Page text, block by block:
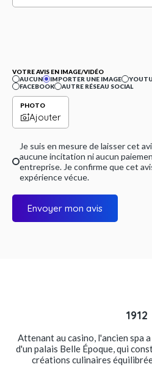
VOTRE AVIS EN IMAGE/VIDÉO
AUCUN
IMPORTER UNE IMAGE
FACEBOOK
AUTRE RÉSEAU SOCIAL
PHOTO
Ajouter
Je suis en mesure de laisser cet
aucune incitation ni aucun
entreprise. Je confirme que cet
expérience vécue.
Envoyer mon avis
1912
Attenant au casino, l'ancien spa
d'un palais Belle Époque, qui
créations culinaires